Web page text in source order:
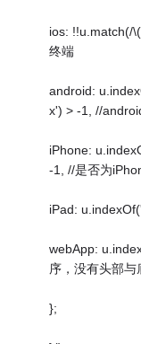
ios: !!u.match(/
终端
android:
x') > -1, //
iPhone:
-1, //是否为
iPad:
webApp:
序，没有头部与
};